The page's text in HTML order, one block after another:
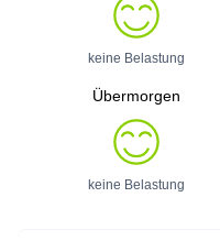
keine Belastung
Übermorgen
keine Belastung